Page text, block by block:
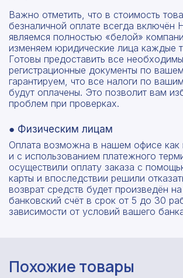
Важно отметить, что в стоимость
безналичной оплате всегда
являемся полностью «белой»
изменяем юридические лица каждые
Готовы предоставить все
регистрационные документы по
гарантируем, что все налоги по
будут оплачены. Это позволит вам
проблем при проверках.
● Физическим лицам
Оплата возможна в нашем офисе как
и с использованием платежного
осуществили оплату заказа с
карты и впоследствии решили
возврат средств будет произведён
банковский счёт в срок от 5 до 30
зависимости от условий вашего
Похожие товары